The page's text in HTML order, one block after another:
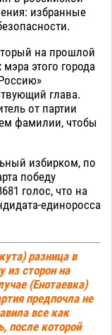
избранные
на прошлой
этого города
глава.
от партии
фамилии, чтобы
избирком, по
победу
голос, что на
единоросса
разница в
из сторон на
(Енотаевка)
предпочла не
все как
после которой